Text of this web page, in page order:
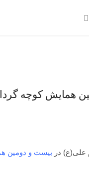
همایش کوچه
در بیست و دومین